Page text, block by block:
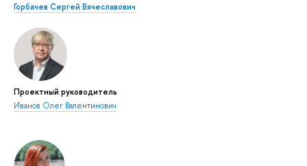
Горбачев Сергей Вячеславович
Проектный руководитель
Иванов Олег Валентинович